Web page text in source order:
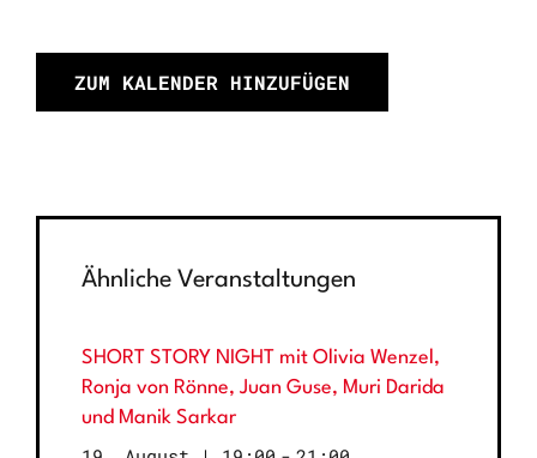
ZUM KALENDER HINZUFÜGEN
Ähnliche Veranstaltungen
SHORT STORY NIGHT mit Olivia Wenzel,
Ronja von Rönne, Juan Guse, Muri Darida
und Manik Sarkar